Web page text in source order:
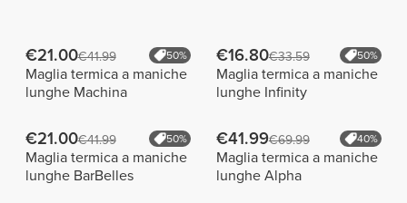
€21.00€41.99 50%
Maglia termica a maniche
lunghe Machina
€16.80€33.59 50%
Maglia termica a maniche
lunghe Infinity
€21.00€41.99 50%
Maglia termica a maniche
lunghe BarBelles
€41.99€69.99 40%
Maglia termica a maniche
lunghe Alpha